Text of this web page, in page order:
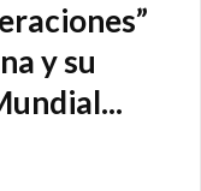
y su